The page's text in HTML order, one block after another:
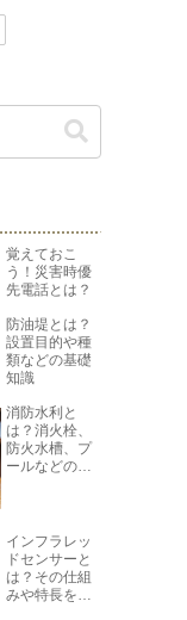
覚えておこ
う！災害時優
先電話とは？
防油堤とは？
設置目的や種
類などの基礎
知識
消防水利と
は？消火栓、
防火水槽、プ
ールなどの役
インフラレッ
ドセンサーと
は？その仕組
みや特長を知